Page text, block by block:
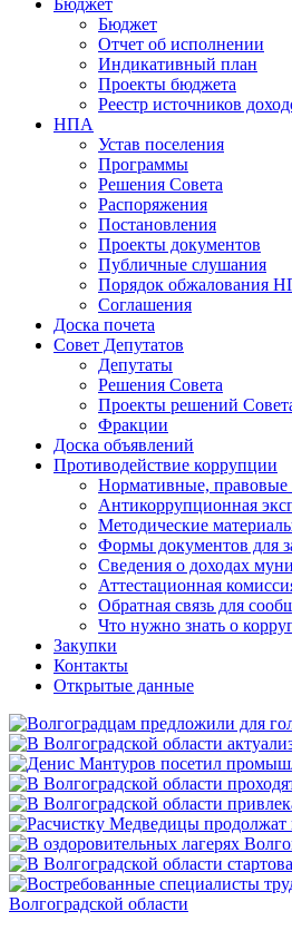
Бюджет
Бюджет
Отчет об исполнении
Индикативный план
Проекты бюджета
Реестр источников
НПА
Устав поселения
Программы
Решения Совета
Распоряжения
Постановления
Проекты документов
Публичные слушания
Порядок обжалования
Соглашения
Доска почета
Совет Депутатов
Депутаты
Решения Совета
Проекты решений
Фракции
Доска объявлений
Противодействие коррупции
Нормативные,
Антикоррупционная
Методические
Формы документов для
Сведения о доходах
Аттестационная
Обратная связь для
Что нужно знать о
Закупки
Контакты
Открытые данные
Волгоградской области